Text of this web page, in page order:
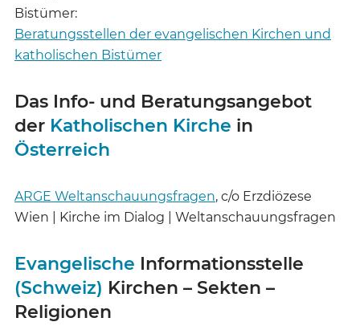
Bistümer:
Beratungsstellen der evangelischen Kirchen und
katholischen Bistümer
Das Info- und Beratungsangebot
der Katholischen Kirche in
Österreich
ARGE Weltanschauungsfragen, c/o Erzdiözese
Wien | Kirche im Dialog | Weltanschauungsfragen
Evangelische Informationsstelle
(Schweiz) Kirchen – Sekten –
Religionen